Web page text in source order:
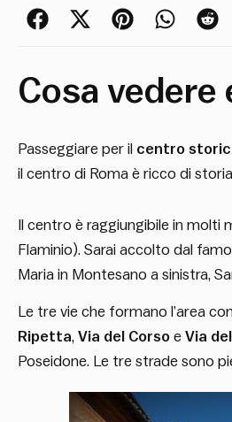
Cosa vedere
Passeggiare per il centro
il centro di Roma è ricco di
Il centro è raggiungibile in molti
Flaminio). Sarai accolto dal
Maria in Montesano a sinistra,
Le tre vie che formano l’area
Ripetta, Via del Corso e Via
Poseidone. Le tre strade sono